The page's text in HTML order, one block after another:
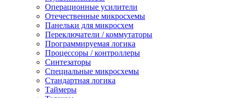
Операционные усилители
Отечественные микросхемы
Панельки для микросхем
Переключатели / коммутаторы
Программируемая логика
Процессоры / контроллеры
Синтезаторы
Специальные микросхемы
Стандартная логика
Таймеры